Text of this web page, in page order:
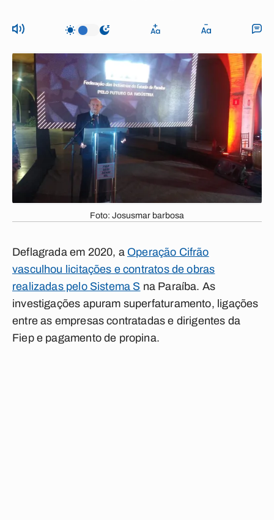
Foto: Josusmar barbosa
Deflagrada em 2020, a Operação Cifrão
vasculhou licitações e contratos de obras
realizadas pelo Sistema S na Paraíba. As
investigações apuram superfaturamento, ligações
entre as empresas contratadas e dirigentes da
Fiep e pagamento de propina.